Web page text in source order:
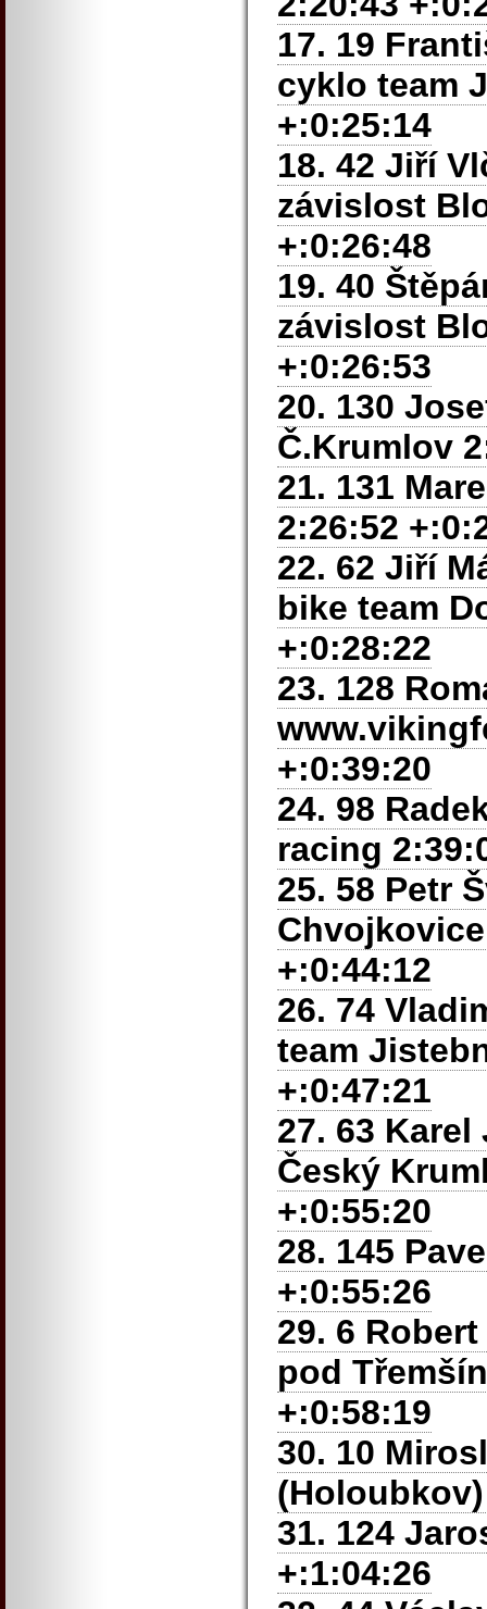
17. 19
cyklo team
+:0:25:14
18. 42 Jiří
závislost
+:0:26:48
19. 40
závislost
+:0:26:53
20. 130
Č.Krumlov
21. 131
2:26:52
22. 62 Jiří
bike team
+:0:28:22
23. 128
+:0:39:20
24. 98
racing
25. 58 Petr
+:0:44:12
26. 74
team
+:0:47:21
27. 63
Český
+:0:55:20
28. 145
+:0:55:26
29. 6
pod
+:0:58:19
30. 10
31. 124
+:1:04:26